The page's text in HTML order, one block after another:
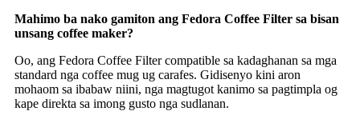
Mahimo ba nako gamiton ang Fedora Coffee Filter sa bisan
unsang coffee maker?
Oo, ang Fedora Coffee Filter compatible sa kadaghanan sa mga
standard nga coffee mug ug carafes. Gidisenyo kini aron
mohaom sa ibabaw niini, nga magtugot kanimo sa pagtimpla og
kape direkta sa imong gusto nga sudlanan.